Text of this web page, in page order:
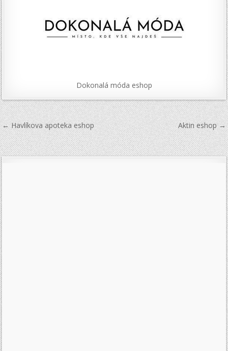
Dokonalá móda eshop
Navigace
pro
příspěvek
← Havlíkova apoteka eshop Aktin eshop →